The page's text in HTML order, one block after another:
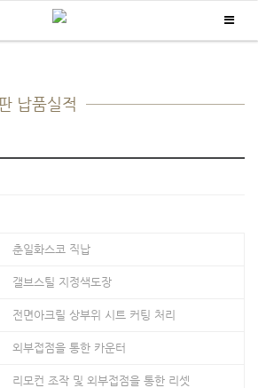
/ 납품실적 / 보급형 생산현황판
납품실적
춘일화스코 직납
갤브스틸 지정색도장
전면아크릴 상부위 시트 커팅 처리
외부접점을 통한 카운터
리모컨 조작 및 외부접점을 통한 리셋